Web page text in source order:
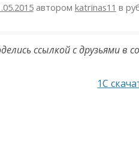
автором katrinas11 в
ссылкой с друзьями в
1С